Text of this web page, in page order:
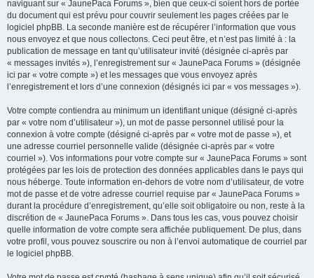
naviguant sur « JaunePaca Forums », bien que ceux-ci soient hors de portée
du document qui est prévu pour couvrir seulement les pages créées par le
logiciel phpBB. La seconde manière est de récupérer l’information que vous
nous envoyez et que nous collectons. Ceci peut être, et n’est pas limité à : la
publication de message en tant qu’utilisateur invité (désignée ci-après par
« messages invités »), l’enregistrement sur « JaunePaca Forums » (désignée
ici par « votre compte ») et les messages que vous envoyez après
l’enregistrement et lors d’une connexion (désignés ici par « vos messages »).
Votre compte contiendra au minimum un identifiant unique (désigné ci-après
par « votre nom d’utilisateur »), un mot de passe personnel utilisé pour la
connexion à votre compte (désigné ci-après par « votre mot de passe »), et
une adresse courriel personnelle valide (désignée ci-après par « votre
courriel »). Vos informations pour votre compte sur « JaunePaca Forums » sont
protégées par les lois de protection des données applicables dans le pays qui
nous héberge. Toute information en-dehors de votre nom d’utilisateur, de votre
mot de passe et de votre adresse courriel requise par « JaunePaca Forums »
durant la procédure d’enregistrement, qu’elle soit obligatoire ou non, reste à la
discrétion de « JaunePaca Forums ». Dans tous les cas, vous pouvez choisir
quelle information de votre compte sera affichée publiquement. De plus, dans
votre profil, vous pouvez souscrire ou non à l’envoi automatique de courriel par
le logiciel phpBB.